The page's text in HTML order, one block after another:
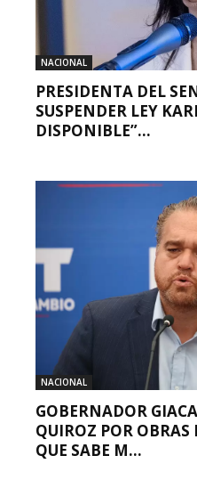
NACIONAL
PRESIDENTA DEL
SUSPENDER LEY
DISPONIBLE”...
NACIONAL
GOBERNADOR
QUIROZ POR OBRAS
QUE SABE M...